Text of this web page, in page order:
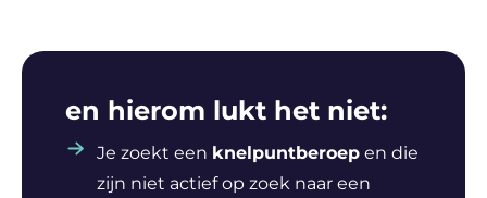
en hierom lukt het niet:
Je zoekt een knelpuntberoepen die
zijn niet actief op zoek naar een